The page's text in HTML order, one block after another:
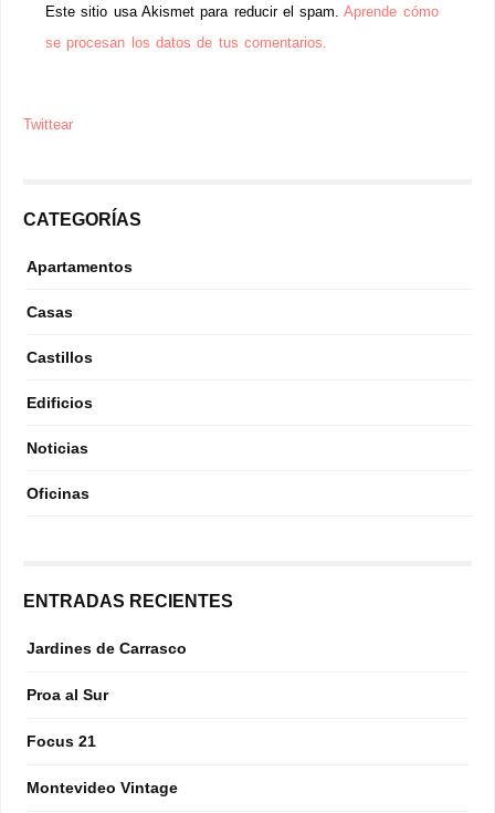
Este sitio usa Akismet para reducir el spam.Aprende cómo
se procesan los datos de tus comentarios.
Twittear
CATEGORÍAS
Apartamentos
Casas
Castillos
Edificios
Noticias
Oficinas
ENTRADAS RECIENTES
Jardines de Carrasco
Proa al Sur
Focus 21
Montevideo Vintage